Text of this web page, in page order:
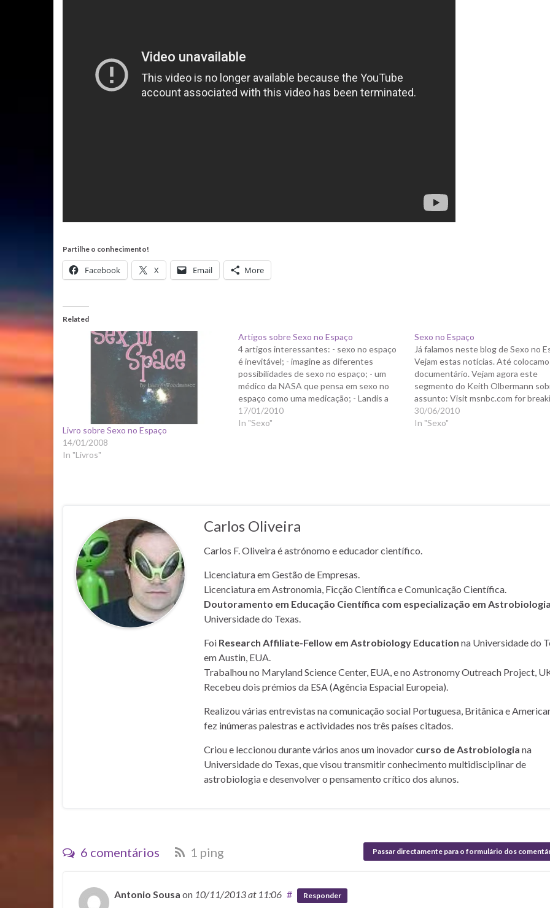
Partilhe o conhecimento!
Facebook X Email More
Related
Livro sobre Sexo no Espaço
14/01/2008
In "Livros"
Artigos sobre Sexo no Espaço
4 artigos interessantes: - sexo no espaço
é inevitável; - imagine as diferentes
possibilidades de sexo no espaço; - um
médico da NASA que pensa em sexo no
espaço como uma medicação; - Landis a
dissertar sobre a possibilidade de uma
sociedade viajar para um planeta
17/01/2010
In "Sexo"
Sexo no Espaço
Já falamos neste blog de Sexo no
Vejam estas notícias. Até
documentário. Vejam agora este
segmento do Keith Olbermann
assunto: Visit msnbc.com for
news, world news, and news
economy
30/06/2010
In "Sexo"
Carlos Oliveira
Carlos F. Oliveira é astrónomo e educador científico.
Licenciatura em Gestão de Empresas.
Licenciatura em Astronomia, Ficção Científica e Comunicação Científica.
Doutoramento em Educação Científica com especialização em
Universidade do Texas.
Foi Research Affiliate-Fellow em Astrobiology Education na Universidade do
em Austin, EUA.
Trabalhou no Maryland Science Center, EUA, e no Astronomy Outreach Project,
Recebeu dois prémios da ESA (Agência Espacial Europeia).
Realizou várias entrevistas na comunicação social Portuguesa, Britânica e
fez inúmeras palestras e actividades nos três países citados.
Criou e leccionou durante vários anos um inovador curso de Astrobiologia na
Universidade do Texas, que visou transmitir conhecimento multidisciplinar de
astrobiologia e desenvolver o pensamento crítico dos alunos.
6 comentários 1 ping Passar directamente para o formulário dos
Antonio Sousa on 10/11/2013at 11:06 # Responder